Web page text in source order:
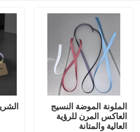
الملونة الموضة النسيج
العاكس المرن للرؤية
العالية والمتانة